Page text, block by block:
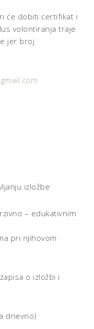
će dobiti certifikat i
volontiranja traje
jer broj
izložbe
– edukativnim
pri njihovom
o izložbi i
dnevno)